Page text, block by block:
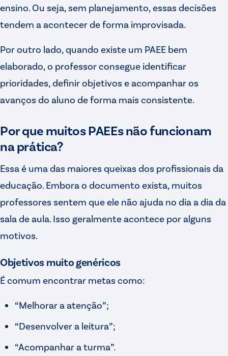
ensino. Ou seja, sem planejamento, essas decisões
tendem a acontecer de forma improvisada.
Por outro lado, quando existe um PAEE bem
elaborado, o professor consegue identificar
prioridades, definir objetivos e acompanhar os
avanços do aluno de forma mais consistente.
Por que muitos PAEEs não funcionam
na prática?
Essa é uma das maiores queixas dos profissionais da
educação. Embora o documento exista, muitos
professores sentem que ele não ajuda no dia a dia da
sala de aula. Isso geralmente acontece por alguns
motivos.
Objetivos muito genéricos
É comum encontrar metas como:
“Melhorar a atenção”;
“Desenvolver a leitura”;
“Acompanhar a turma”.